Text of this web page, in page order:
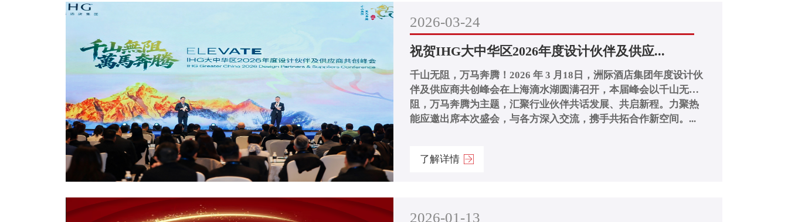
2026-03-24
祝贺IHG大中华区2026年度设计伙伴及供应...
千山无阻，万马奔腾！2026 年 3 月18日，洲际酒店集团年度设计伙
伴及供应商共创峰会在上海滴水湖圆满召开，本届峰会以千山无
阻，万马奔腾为主题，汇聚行业伙伴共话发展、共启新程。力聚热
能应邀出席本次盛会，与各方深入交流，携手共拓合作新空间。...
了解详情
2026-01-13